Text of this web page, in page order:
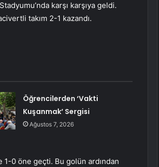
karşı karşıya geldi.
takım 2-1 kazandı.
Öğrencilerden ‘Vakti
Kuşanmak’ Sergisi
Ağustos 7, 2026
1-0 öne geçti. Bu golün ardından